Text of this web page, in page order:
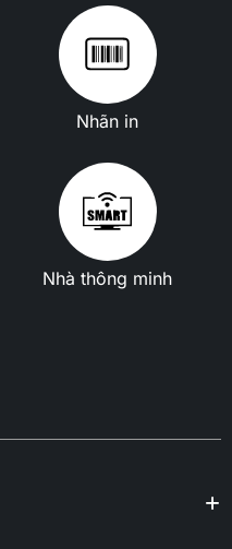
Nhãn in
Nhà thông minh